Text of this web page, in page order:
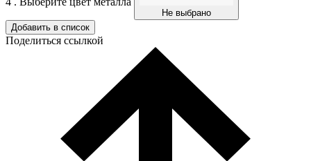
Не выбрано
Добавить в список
Поделиться ссылкой